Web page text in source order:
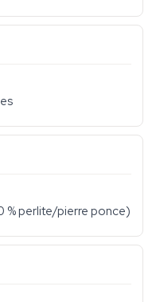
% perlite/pierre ponce)